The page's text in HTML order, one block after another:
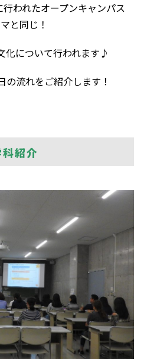
われたオープンキャンパス
と同じ！
化について行われます♪
の流れをご紹介します！
科紹介